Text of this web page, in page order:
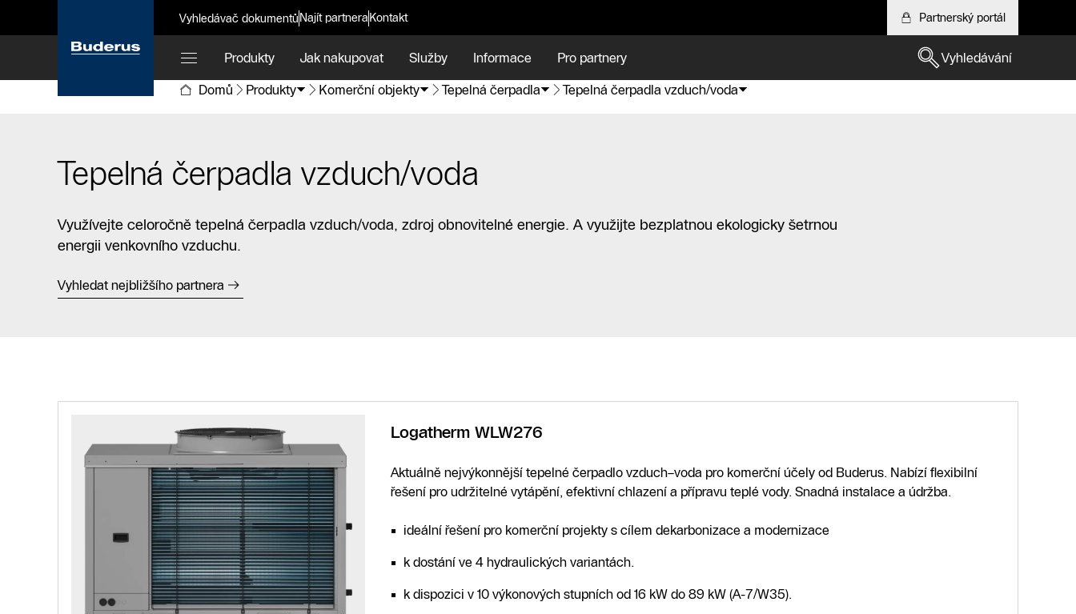
Vyhledávač dokumentůNajít partneraKontakt Partnerský portál
Produkty Jak nakupovat Služby Informace Pro partnery
Vyhledávání
Domů
Produkty Komerční objekty Tepelná čerpadla Tepelná čerpadla vzduch/voda
Tepelná čerpadla vzduch/voda
Využívejte celoročně tepelná čerpadla vzduch/voda, zdroj obnovitelné energie. A využijte bezplatnou ekologicky šetrnou
energii venkovního vzduchu.
Vyhledat nejbližšího partnera
Logatherm WLW276
Aktuálně nejvýkonnější tepelné čerpadlo vzduch–voda pro komerční účely od Buderus. Nabízí flexibilní
řešení pro udržitelné vytápění, efektivní chlazení a přípravu teplé vody. Snadná instalace a údržba.
ideální řešení pro komerční projekty s cílem dekarbonizace a modernizace
k dostání ve 4 hydraulických variantách.
k dispozici v 10 výkonových stupních od 16 kW do 89 kW (A-7/W35).